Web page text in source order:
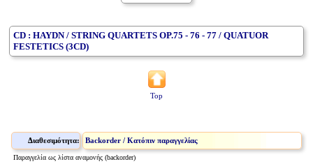
CD : HAYDN / STRING QUARTETS OP.75 - 76 - 77 / QUATUOR
FESTETICS (3CD)
Top
Διαθεσιμότητα: Backorder / Κατόπιν παραγγελίας
Παραγγελία ως λίστα αναμονής (backorder)